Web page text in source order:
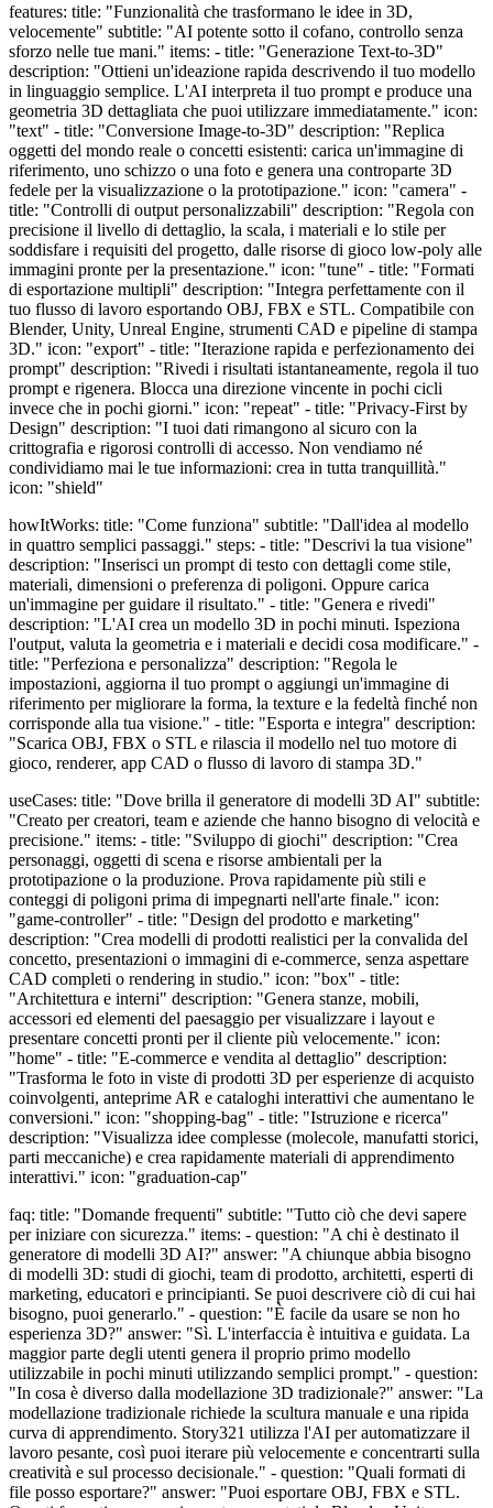
features: title: "Funzionalità che trasformano le idee in 3D,
velocemente" subtitle: "AI potente sotto il cofano, controllo senza
sforzo nelle tue mani." items: - title: "Generazione Text-to-3D"
description: "Ottieni un'ideazione rapida descrivendo il tuo modello
in linguaggio semplice. L'AI interpreta il tuo prompt e produce una
geometria 3D dettagliata che puoi utilizzare immediatamente." icon:
"text" - title: "Conversione Image-to-3D" description: "Replica
oggetti del mondo reale o concetti esistenti: carica un'immagine di
riferimento, uno schizzo o una foto e genera una controparte 3D
fedele per la visualizzazione o la prototipazione." icon: "camera" -
title: "Controlli di output personalizzabili" description: "Regola con
precisione il livello di dettaglio, la scala, i materiali e lo stile per
soddisfare i requisiti del progetto, dalle risorse di gioco low-poly alle
immagini pronte per la presentazione." icon: "tune" - title: "Formati
di esportazione multipli" description: "Integra perfettamente con il
tuo flusso di lavoro esportando OBJ, FBX e STL. Compatibile con
Blender, Unity, Unreal Engine, strumenti CAD e pipeline di stampa
3D." icon: "export" - title: "Iterazione rapida e perfezionamento dei
prompt" description: "Rivedi i risultati istantaneamente, regola il tuo
prompt e rigenera. Blocca una direzione vincente in pochi cicli
invece che in pochi giorni." icon: "repeat" - title: "Privacy-First by
Design" description: "I tuoi dati rimangono al sicuro con la
crittografia e rigorosi controlli di accesso. Non vendiamo né
condividiamo mai le tue informazioni: crea in tutta tranquillità."
icon: "shield"
howItWorks: title: "Come funziona" subtitle: "Dall'idea al modello
in quattro semplici passaggi." steps: - title: "Descrivi la tua visione"
description: "Inserisci un prompt di testo con dettagli come stile,
materiali, dimensioni o preferenza di poligoni. Oppure carica
un'immagine per guidare il risultato." - title: "Genera e rivedi"
description: "L'AI crea un modello 3D in pochi minuti. Ispeziona
l'output, valuta la geometria e i materiali e decidi cosa modificare." -
title: "Perfeziona e personalizza" description: "Regola le
impostazioni, aggiorna il tuo prompt o aggiungi un'immagine di
riferimento per migliorare la forma, la texture e la fedeltà finché non
corrisponde alla tua visione." - title: "Esporta e integra" description:
"Scarica OBJ, FBX o STL e rilascia il modello nel tuo motore di
gioco, renderer, app CAD o flusso di lavoro di stampa 3D."
useCases: title: "Dove brilla il generatore di modelli 3D AI" subtitle:
"Creato per creatori, team e aziende che hanno bisogno di velocità e
precisione." items: - title: "Sviluppo di giochi" description: "Crea
personaggi, oggetti di scena e risorse ambientali per la
prototipazione o la produzione. Prova rapidamente più stili e
conteggi di poligoni prima di impegnarti nell'arte finale." icon:
"game-controller" - title: "Design del prodotto e marketing"
description: "Crea modelli di prodotti realistici per la convalida del
concetto, presentazioni o immagini di e-commerce, senza aspettare
CAD completi o rendering in studio." icon: "box" - title:
"Architettura e interni" description: "Genera stanze, mobili,
accessori ed elementi del paesaggio per visualizzare i layout e
presentare concetti pronti per il cliente più velocemente." icon:
"home" - title: "E-commerce e vendita al dettaglio" description:
"Trasforma le foto in viste di prodotti 3D per esperienze di acquisto
coinvolgenti, anteprime AR e cataloghi interattivi che aumentano le
conversioni." icon: "shopping-bag" - title: "Istruzione e ricerca"
description: "Visualizza idee complesse (molecole, manufatti storici,
parti meccaniche) e crea rapidamente materiali di apprendimento
interattivi." icon: "graduation-cap"
faq: title: "Domande frequenti" subtitle: "Tutto ciò che devi sapere
per iniziare con sicurezza." items: - question: "A chi è destinato il
generatore di modelli 3D AI?" answer: "A chiunque abbia bisogno
di modelli 3D: studi di giochi, team di prodotto, architetti, esperti di
marketing, educatori e principianti. Se puoi descrivere ciò di cui hai
bisogno, puoi generarlo." - question: "È facile da usare se non ho
esperienza 3D?" answer: "Sì. L'interfaccia è intuitiva e guidata. La
maggior parte degli utenti genera il proprio primo modello
utilizzabile in pochi minuti utilizzando semplici prompt." - question:
"In cosa è diverso dalla modellazione 3D tradizionale?" answer: "La
modellazione tradizionale richiede la scultura manuale e una ripida
curva di apprendimento. Story321 utilizza l'AI per automatizzare il
lavoro pesante, così puoi iterare più velocemente e concentrarti sulla
creatività e sul processo decisionale." - question: "Quali formati di
file posso esportare?" answer: "Puoi esportare OBJ, FBX e STL.